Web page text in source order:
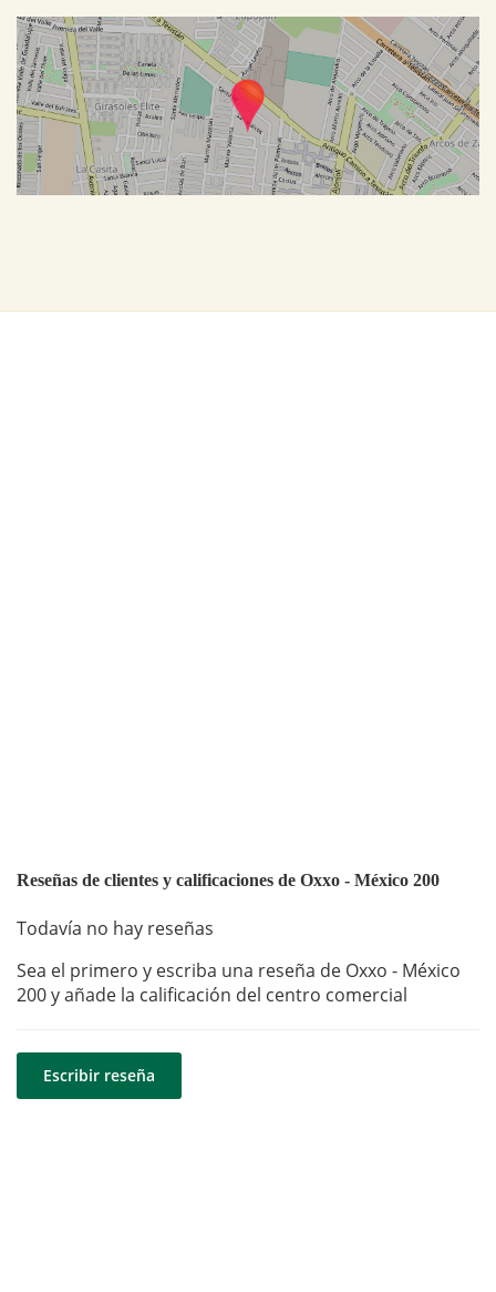
Reseñas de clientes y calificaciones de Oxxo - México 200
Todavía no hay reseñas
Sea el primero y escriba una reseña de Oxxo - México
200 y añade la calificación del centro comercial
Escribir reseña